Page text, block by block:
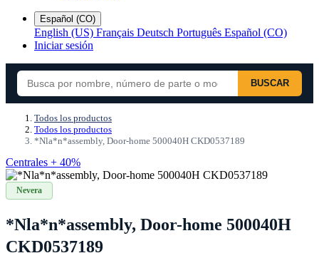
Español (CO)
English (US) Français Deutsch Português Español (CO)
Iniciar sesión
BUSCAR
Todos los productos
Todos los productos
*Nla*n*assembly, Door-home 500040H CKD0537189
Centrales + 40%
Nevera
*Nla*n*assembly, Door-home 500040H
CKD0537189